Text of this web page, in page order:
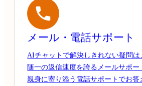
メール・電話サポート
AIチャットで解決しきれない疑問は
随一の返信速度を誇るメールサポー
親身に寄り添う電話サポートでお答